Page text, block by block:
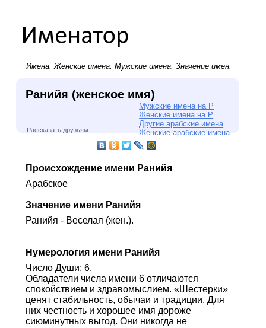
Имена.Женские имена. Мужские имена. Значение имен.
Ранийя (женское имя)
Мужские имена на Р
Женские имена на Р
Другие арабские имена
Женские арабские имена
Рассказать друзьям:
Происхождение имени Ранийя
Арабское
Значение имени Ранийя
Ранийя - Веселая (жен.).
Нумерология имени Ранийя
Число Души: 6.
Обладатели числа имени 6 отличаются
спокойствием и здравомыслием. «Шестерки»
ценят стабильность, обычаи и традиции. Для
них честность и хорошее имя дороже
сиюминутных выгод. Они никогда не